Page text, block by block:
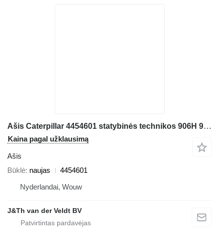
Ašis Caterpillar 4454601 statybinės technikos 906H 907H 906K 907K 906M 907M 906H2 907H2
Kaina pagal užklausimą
Ašis
Būklė naujas
4454601
Nyderlandai, Wouw
J&Th van der Veldt BV